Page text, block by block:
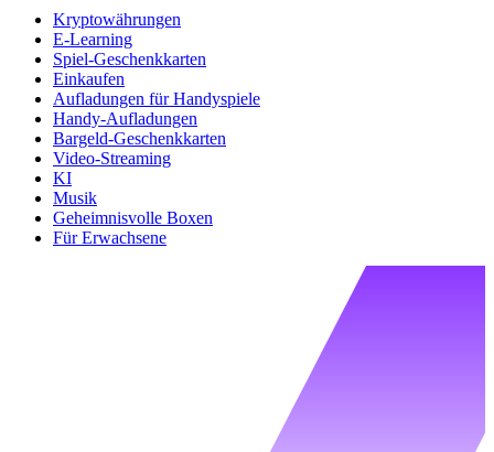
Kryptowährungen
E-Learning
Spiel-Geschenkkarten
Einkaufen
Aufladungen für Handyspiele
Handy-Aufladungen
Bargeld-Geschenkkarten
Video-Streaming
KI
Musik
Geheimnisvolle Boxen
Für Erwachsene